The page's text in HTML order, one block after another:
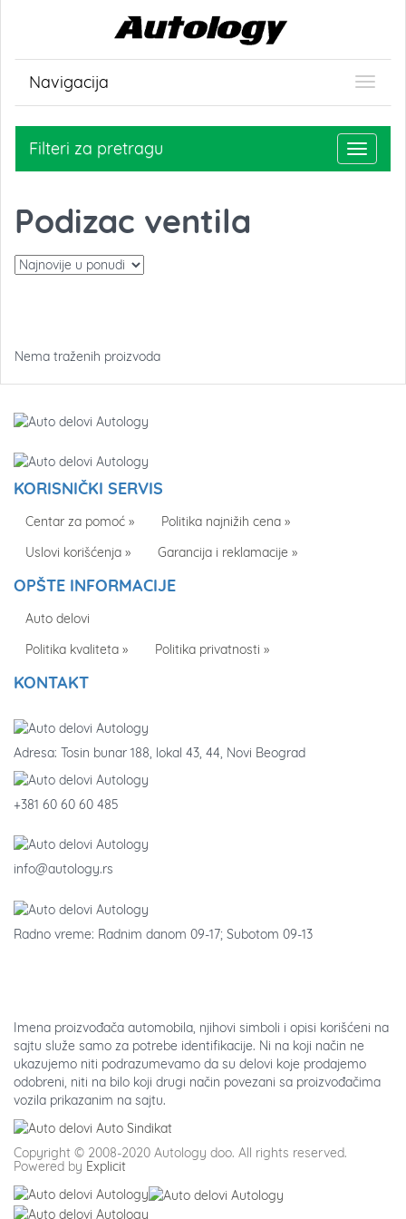
Navigacija
Toggle
Filteri za pretragu
Podizac ventila
Nema traženih proizvoda
KORISNIČKI SERVIS
Centar za pomoć »
Politika najnižih cena »
Uslovi korišćenja »
Garancija i reklamacije »
OPŠTE INFORMACIJE
Auto delovi
Politika kvaliteta »
Politika privatnosti »
KONTAKT
Adresa: Tosin bunar 188, lokal 43, 44, Novi Beograd
+381 60 60 60 485
info@autology.rs
Radno vreme: Radnim danom 09-17; Subotom 09-13
Imena proizvođača automobila, njihovi simboli i opisi korišćeni na
sajtu služe samo za potrebe identifikacije. Ni na koji način ne
ukazujemo niti podrazumevamo da su delovi koje prodajemo
odobreni, niti na bilo koji drugi način povezani sa proizvođačima
vozila prikazanim na sajtu.
Copyright © 2008-2020 Autology doo. All rights reserved.
Powered by Explicit